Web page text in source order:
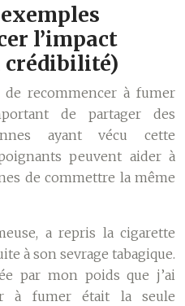
l’impact
crédibilité)
recommencer à fumer
de partager des
ayant vécu cette
peuvent aider à
de commettre la même
a repris la cigarette
à son sevrage tabagique.
par mon poids que j’ai
à fumer était la seule